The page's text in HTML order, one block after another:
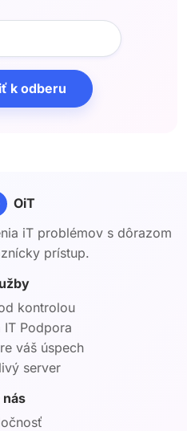
k odberu
kontrolou
IT Podpora
váš úspech
server
nás
OiT
iT problémov s dôrazom
prístup.